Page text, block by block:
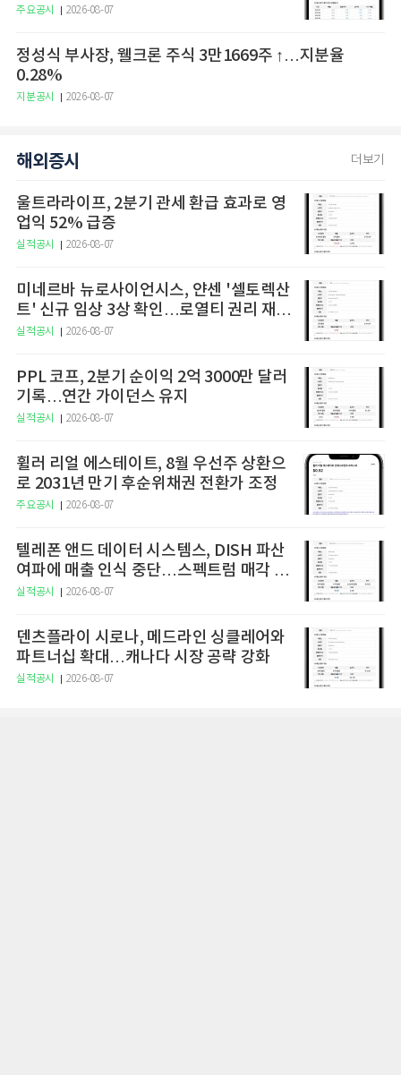
주요공시 2026-08-07
정성식 부사장, 웰크론 주식 3만1669주 ↑…지분율
0.28%
지분공시 2026-08-07
해외증시 더보기
울트라라이프, 2분기 관세 환급 효과로 영
업익 52% 급증
실적공시 2026-08-07
미네르바 뉴로사이언시스, 얀센 '셀토렉산
트' 신규 임상 3상 확인…로열티 권리 재평
가 주목
실적공시 2026-08-07
PPL 코프, 2분기 순이익 2억 3000만 달러
기록…연간 가이던스 유지
실적공시 2026-08-07
휠러 리얼 에스테이트, 8월 우선주 상환으
로 2031년 만기 후순위채권 전환가 조정
주요공시 2026-08-07
텔레폰 앤드 데이터 시스템스, DISH 파산
여파에 매출 인식 중단…스펙트럼 매각 세
금 1억7000만달러 3분기 납부 예정
실적공시 2026-08-07
덴츠플라이 시로나, 메드라인 싱클레어와
파트너십 확대…캐나다 시장 공략 강화
실적공시 2026-08-07